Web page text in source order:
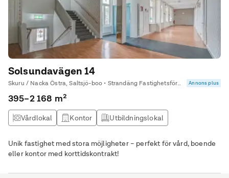
Solsundavägen 14
Skuru / Nacka Östra, Saltsjö-boo • Strandäng Fastighetsförmedling Kommersiella Annons plus
395–2 168 m²
Vårdlokal Kontor Utbildningslokal
Unik fastighet med stora möjligheter – perfekt för vård, boende
eller kontor med korttidskontrakt!